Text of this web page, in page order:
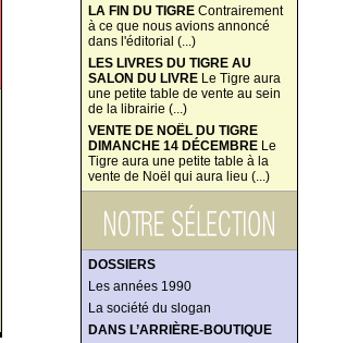
LA FIN DU TIGRE Contrairement
à ce que nous avions annoncé
dans l'éditorial (...)
LES LIVRES DU TIGRE AU
SALON DU LIVRE Le Tigre aura
une petite table de vente au sein
de la librairie (...)
VENTE DE NOËL DU TIGRE
DIMANCHE 14 DÉCEMBRE Le
Tigre aura une petite table à la
vente de Noël qui aura lieu (...)
DOSSIERS
Les années 1990
La société du slogan
DANS L’ARRIÈRE-BOUTIQUE